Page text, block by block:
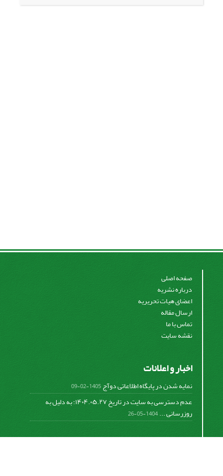
صفحه اصلی
درباره نشریه
اعضای هیات تحریریه
ارسال مقاله
تماس با ما
نقشه سایت
اخبار و اعلانات
نمایه شدن در پایگاه اطلاعاتی دوآج1405-02-09
عدم دسترسی به سایت در تاریخ ۱۴۰۴.۰۵.۲۷؛ به دلیل به
روزرسانی ...1404-05-26